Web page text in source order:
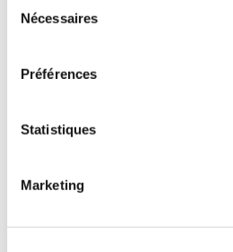
Nécessaires
Préférences
Statistiques
Marketing
PRES BORDEAUX, ce plateau
troisième étage d'un immeuble